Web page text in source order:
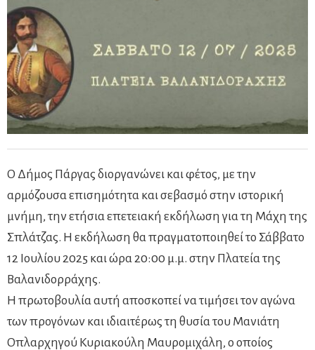
Ο Δήμος Πάργας διοργανώνει και φέτος, με την
αρμόζουσα επισημότητα και σεβασμό στην ιστορική
μνήμη, την ετήσια επετειακή εκδήλωση για τη Μάχη της
Σπλάτζας. Η εκδήλωση θα πραγματοποιηθεί το Σάββατο
12 Ιουλίου 2025 και ώρα 20:00 μ.μ. στην Πλατεία της
Βαλανιδορράχης.
Η πρωτοβουλία αυτή αποσκοπεί να τιμήσει τον αγώνα
των προγόνων και ιδιαιτέρως τη θυσία του Μανιάτη
Οπλαρχηγού Κυριακούλη Μαυρομιχάλη, ο οποίος